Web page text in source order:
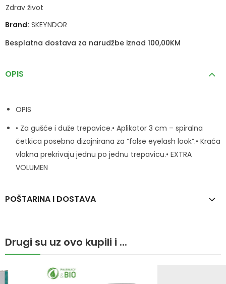
Zdrav život
Brand: SKEYNDOR
Besplatna dostava za narudžbe iznad 100,00KM
OPIS
OPIS
• Za gušće i duže trepavice.• Aplikator 3 cm – spiralna
četkica posebno dizajnirana za “false eyelash look”.• Kraća
vlakna prekrivaju jednu po jednu trepavicu.• EXTRA
VOLUMEN
POŠTARINA I DOSTAVA
Drugi su uz ovo kupili i ...